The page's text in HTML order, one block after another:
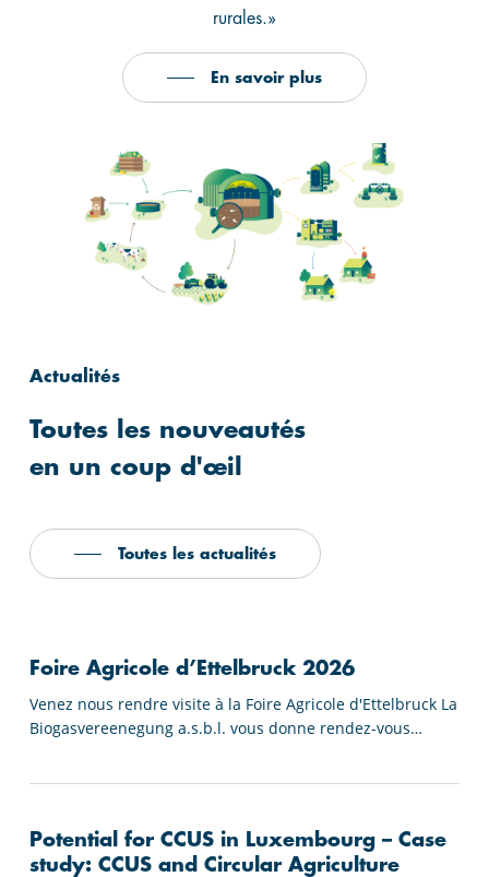
rurales.»
En savoir plus
Actualités
Toutes les nouveautés
en un coup d'œil
Toutes les actualités
Agricole
2026
Foire Agricole d’Ettelbruck 2026
Venez nous rendre visite à la Foire Agricole d'Ettelbruck La
Biogasvereenegung a.s.b.l. vous donne rendez-vous…
for
CCUS
Potential for CCUS in Luxembourg – Case
study: CCUS and Circular Agriculture